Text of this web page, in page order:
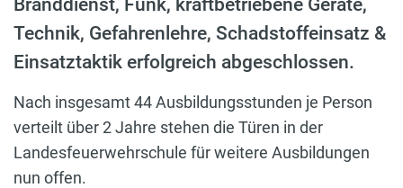
Technik, Gefahrenlehre, Schadstoffeinsatz &
Einsatztaktik erfolgreich abgeschlossen.
Nach insgesamt 44 Ausbildungsstunden je Person
verteilt über 2 Jahre stehen die Türen in der
Landesfeuerwehrschule für weitere Ausbildungen
nun offen.